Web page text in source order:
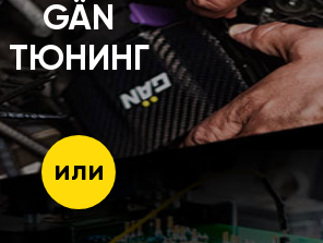
GÄN
ТЮНИНГ
или